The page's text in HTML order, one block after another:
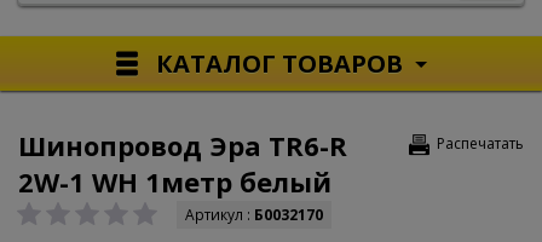
КАТАЛОГ ТОВАРОВ
Распечатать
Шинопровод Эра TR6-R
2W-1 WH 1метр белый
Артикул : Б0032170